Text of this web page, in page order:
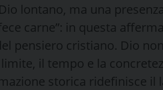
lontano, ma una
carne”: in questa
pensiero cristiano. Dio
il tempo e la
storica ridefinisce il